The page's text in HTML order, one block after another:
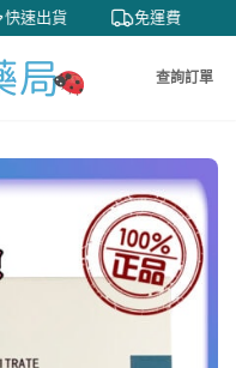
快速出貨 免運費
查詢訂單